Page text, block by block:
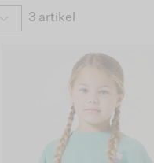
3 artikel